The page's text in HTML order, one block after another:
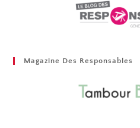
Magazine Des Responsables